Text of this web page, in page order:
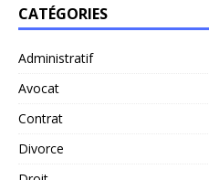
CATÉGORIES
Administratif
Avocat
Contrat
Divorce